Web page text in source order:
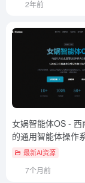
2年前
女娲智能体OS - 西
的通用智能体操作
最新AI资源
7个月前